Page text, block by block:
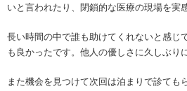
いと言われたり、閉鎖的な医療の現場を実
長い時間の中で誰も助けてくれないと感じ
も良かったです。他人の優しさに久しぶり
また機会を見つけて次回は泊まりで診ても